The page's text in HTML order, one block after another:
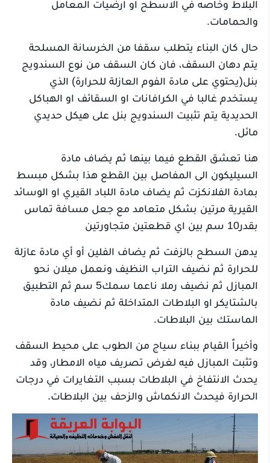
البلاط وخاصه في الاسطح او ارضيات المعامل
والحمامات.
حال كان البناء يتطلب سقفا من الخرسانة المسلحة
يتم دهان السقف، فان كان السقف من نوع السندويج
بنل(يحتوي على مادة الفوم العازلة للحرارة) الذي
يستخدم غالبا في الكرافانات او السقائف او الهباكل
الحديدية يتم تثبيت السندويج بنل على هيكل حديدي
مائل.
هنا تعشق القطع فيما بينها ثم يضاف مادة
السيليكون الى المفاصل بين القطع هذا بشكل مبسط
بمادة الفلانكزت ثم يضاف مادة اللباد القيري او الوسائد
القيرية مرتين بشكل متعامد مع جعل مسافة تماس
بقدر10 سم بين اي قطعتين متجاورتين
يدهن السطح بالزفت ثم يضاف الفلين أو أي مادة عازلة
للحرارة ثم نضيف التراب النظيف ونعمل ميلان نحو
المبازل ثم نضيف رملا ناعما سمك5 سم ثم التطبيق
بالشتايكر او البلاطات المتداخلة ثم نضيف مادة
الماستك بين البلاطات.
وأخيراً القيام ببناء سياج من الطوب على محيط السقف
وتثبت المبازل فيه لغرض تصريف مياه الامطار، وقد
يحدث الانتفاخ في البلاطات بسبب التغايرات في درجات
الحرارة فيحدث الانكماش والزحف بين البلاطات.